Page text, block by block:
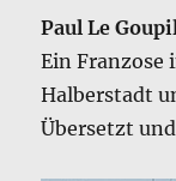
Paul Le
Ein Franzose
Halberstadt
Übersetzt